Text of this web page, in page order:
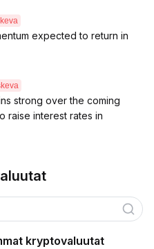
expected to return in
strong over the coming
raise interest rates in
kryptovaluutat